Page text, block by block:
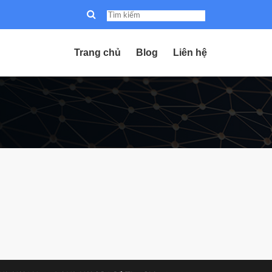
Trang chủ Blog Liên hệ